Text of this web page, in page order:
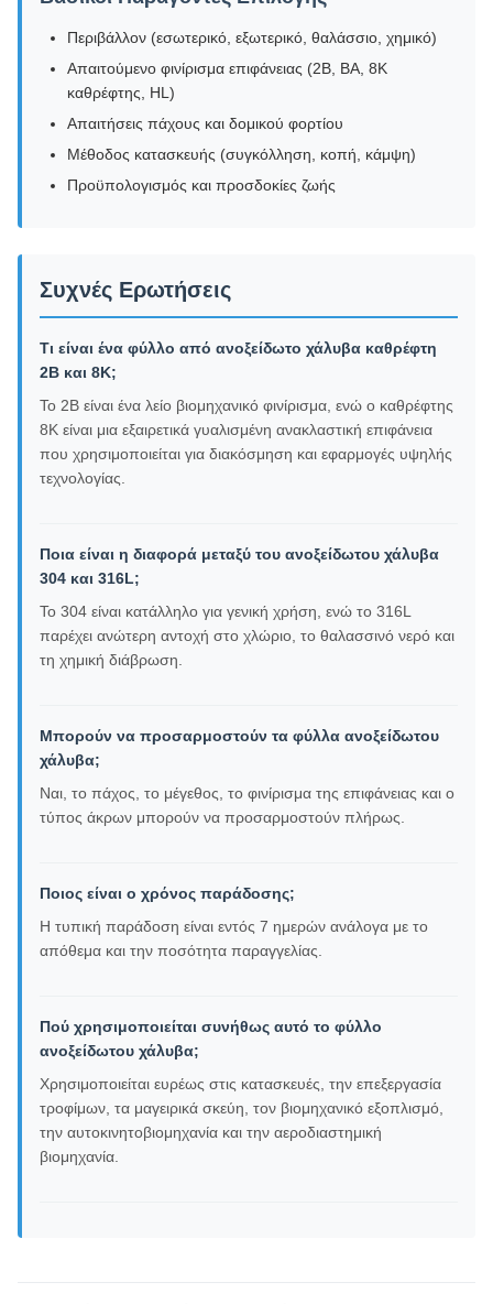
Περιβάλλον (εσωτερικό, εξωτερικό, θαλάσσιο, χημικό)
Απαιτούμενο φινίρισμα επιφάνειας (2B, BA, 8K
καθρέφτης, HL)
Απαιτήσεις πάχους και δομικού φορτίου
Μέθοδος κατασκευής (συγκόλληση, κοπή, κάμψη)
Προϋπολογισμός και προσδοκίες ζωής
Συχνές Ερωτήσεις
Τι είναι ένα φύλλο από ανοξείδωτο χάλυβα καθρέφτη
2B και 8K;
Το 2B είναι ένα λείο βιομηχανικό φινίρισμα, ενώ ο καθρέφτης
8K είναι μια εξαιρετικά γυαλισμένη ανακλαστική επιφάνεια
που χρησιμοποιείται για διακόσμηση και εφαρμογές υψηλής
τεχνολογίας.
Ποια είναι η διαφορά μεταξύ του ανοξείδωτου χάλυβα
304 και 316L;
Το 304 είναι κατάλληλο για γενική χρήση, ενώ το 316L
παρέχει ανώτερη αντοχή στο χλώριο, το θαλασσινό νερό και
τη χημική διάβρωση.
Μπορούν να προσαρμοστούν τα φύλλα ανοξείδωτου
χάλυβα;
Ναι, το πάχος, το μέγεθος, το φινίρισμα της επιφάνειας και ο
τύπος άκρων μπορούν να προσαρμοστούν πλήρως.
Ποιος είναι ο χρόνος παράδοσης;
Η τυπική παράδοση είναι εντός 7 ημερών ανάλογα με το
απόθεμα και την ποσότητα παραγγελίας.
Πού χρησιμοποιείται συνήθως αυτό το φύλλο
ανοξείδωτου χάλυβα;
Χρησιμοποιείται ευρέως στις κατασκευές, την επεξεργασία
τροφίμων, τα μαγειρικά σκεύη, τον βιομηχανικό εξοπλισμό,
την αυτοκινητοβιομηχανία και την αεροδιαστημική
βιομηχανία.